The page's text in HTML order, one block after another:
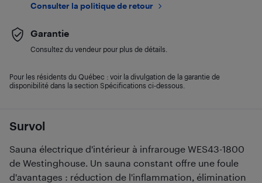
Survol
Sauna électrique d'intérieur à infrarouge WES43-1800
de Westinghouse. Un sauna constant offre une foule
d'avantages : réduction de l'inflammation, élimination
Consulter la politique de retour
Garantie
Consultez du vendeur pour plus de détails.
Pour les résidents du Québec : voir la divulgation de la garantie de
disponibilité dans la section Spécifications ci-dessous.